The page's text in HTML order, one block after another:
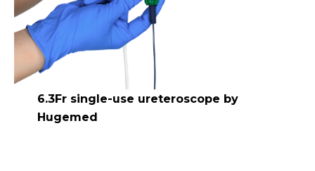
6.3Fr single-use ureteroscope by
Hugemed